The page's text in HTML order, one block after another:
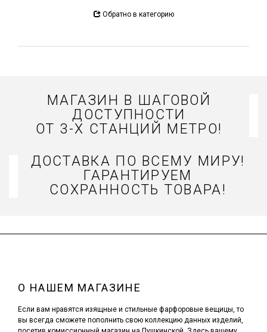
Обратно в категорию
МАГАЗИН В ШАГОВОЙ
ДОСТУПНОСТИ
ОТ 3-Х СТАНЦИЙ МЕТРО!
ДОСТАВКА ПО ВСЕМУ МИРУ!
ГАРАНТИРУЕМ
СОХРАННОСТЬ ТОВАРА!
О НАШЕМ МАГАЗИНЕ
Если вам нравятся изящные и стильные фарфоровые вещицы, то
вы всегда сможете пополнить свою коллекцию данных изделий,